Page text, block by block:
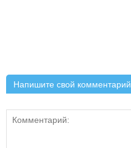
Напишите свой комментарий